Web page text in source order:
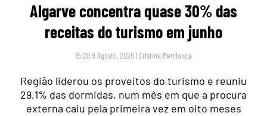
Algarve concentra quase 30% das
receitas do turismo em junho
15:20 9 Agosto, 2026 | Cristina Mendonça
Região liderou os proveitos do turismo e reuniu
29,1% das dormidas, num mês em que a procura
externa caiu pela primeira vez em oito meses